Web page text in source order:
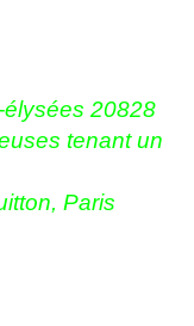
tenant un
Paris